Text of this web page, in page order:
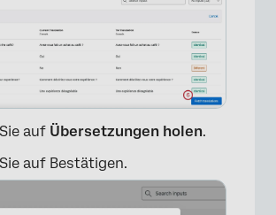
×
auf Übersetzungen holen.
auf Bestätigen.